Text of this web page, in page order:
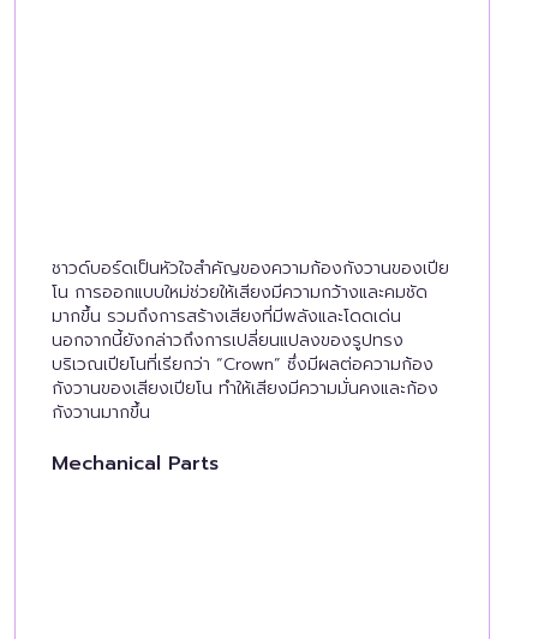
ชาวด์บอร์ดเป็นหัวใจสำคัญของความก้องกังวานของเปีย
โน การออกแบบใหม่ช่วยให้เสียงมีความกว้างและคมชัด
มากขึ้น รวมถึงการสร้างเสียงที่มีพลังและโดดเด่น
นอกจากนี้ยังกล่าวถึงการเปลี่ยนแปลงของรูปทรง
บริเวณเปียโนที่เรียกว่า “Crown” ซึ่งมีผลต่อความก้อง
กังวานของเสียงเปียโน ทำให้เสียงมีความมั่นคงและก้อง
กังวานมากขึ้น
Mechanical Parts